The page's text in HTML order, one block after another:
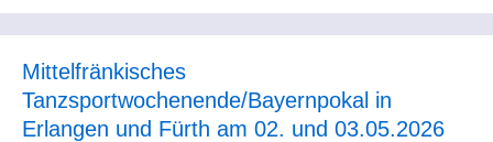
Mittelfränkisches
Tanzsportwochenende/Bayernpokal in
Erlangen und Fürth am 02. und 03.05.2026